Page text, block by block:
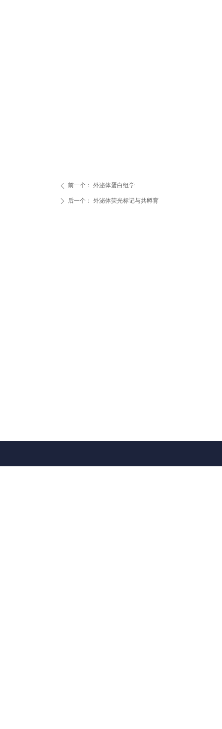
ꄴ 前一个： 外泌体蛋白组学
ꄲ 后一个： 外泌体荧光标记与共孵育